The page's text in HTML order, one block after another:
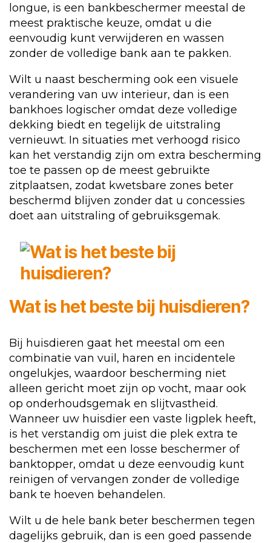
longue, is een bankbeschermer meestal de
meest praktische keuze, omdat u die
eenvoudig kunt verwijderen en wassen
zonder de volledige bank aan te pakken.
Wilt u naast bescherming ook een visuele
verandering van uw interieur, dan is een
bankhoes logischer omdat deze volledige
dekking biedt en tegelijk de uitstraling
vernieuwt. In situaties met verhoogd risico
kan het verstandig zijn om extra bescherming
toe te passen op de meest gebruikte
zitplaatsen, zodat kwetsbare zones beter
beschermd blijven zonder dat u concessies
doet aan uitstraling of gebruiksgemak.
Wat is het beste bij huisdieren?
Bij huisdieren gaat het meestal om een
combinatie van vuil, haren en incidentele
ongelukjes, waardoor bescherming niet
alleen gericht moet zijn op vocht, maar ook
op onderhoudsgemak en slijtvastheid.
Wanneer uw huisdier een vaste ligplek heeft,
is het verstandig om juist die plek extra te
beschermen met een losse beschermer of
banktopper, omdat u deze eenvoudig kunt
reinigen of vervangen zonder de volledige
bank te hoeven behandelen.
Wilt u de hele bank beter beschermen tegen
dagelijks gebruik, dan is een goed passende